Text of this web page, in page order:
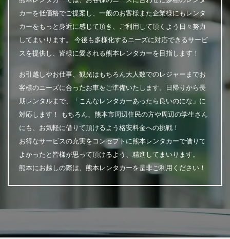
カーを低価格でご提案し、一般のお客様また企業様にもレンタ
カーをもっと身近に感じて頂き、ご利用して頂くよう日々努力
してまいります。 今後も多様化するニーズに対応できるサービ
スを提供し、皆様に愛される熊本レンタカーを目指します！
お引越しやお仕事、観光はもちろん大人数でのレジャーまでお
客様のニーズに合ったお車をご準備いたします。日帰りから長
期レンタルまで、「こんなレンタカーあったら良いのにな」に
対応します！ もちろん、熊本市周辺住民の方や周辺の学生さん
にも、お気軽に借りて頂けるよう格安料金への挑戦！
お得なサービスの充実をコンセプトに熊本レンタカーで借りて
よかったと皆様が思って頂けるよう、精進してまいります。
熊本にお越しの際は、熊本レンタカーを是非ご利用ください！